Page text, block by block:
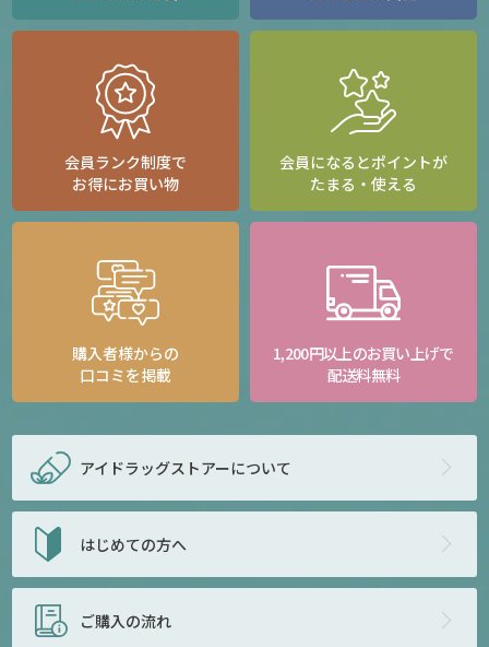
会員ランク制度で
お得にお買い物
会員になるとポイントが
たまる・使える
購入者様からの
口コミを掲載
1,200円以上のお買い上げで
配送料無料
アイドラッグストアーについて
はじめての方へ
ご購入の流れ